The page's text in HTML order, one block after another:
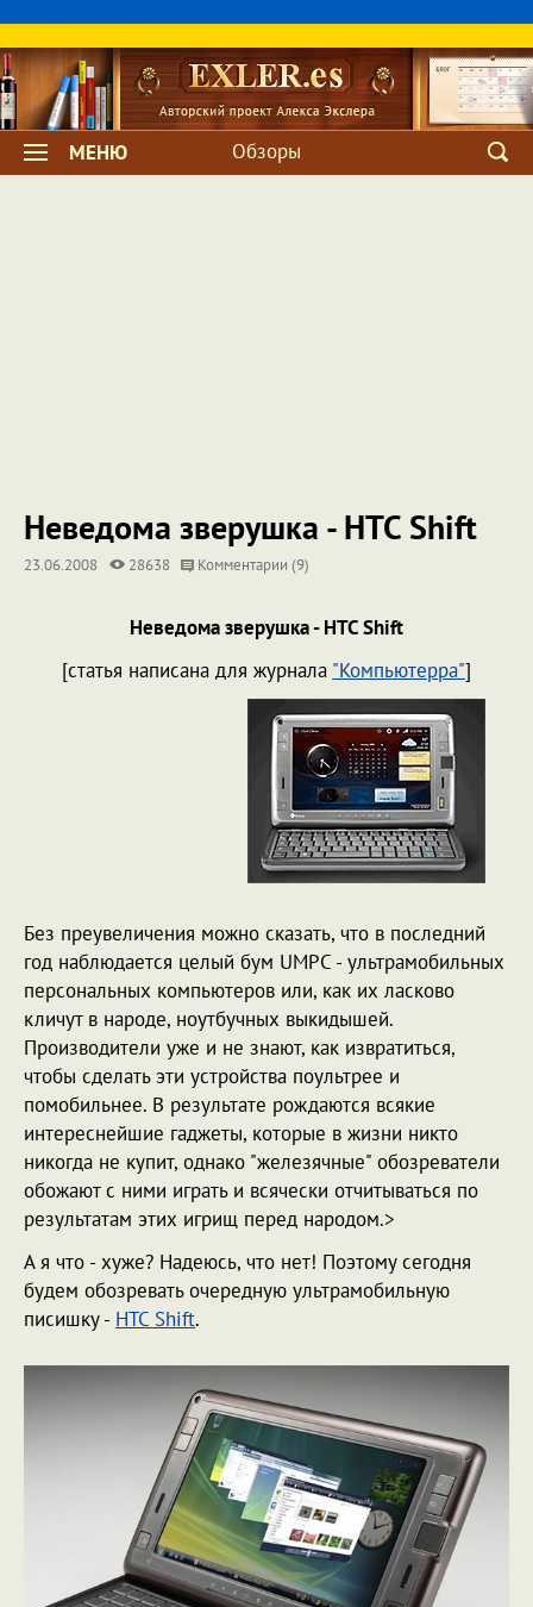
МЕНЮ Обзоры
Неведома зверушка - HTC Shift
23.06.2008 28638 Комментарии (9)
Неведома зверушка - HTC Shift
[статья написана для журнала "Компьютерра"]
Без преувеличения можно сказать, что в последний
год наблюдается целый бум UMPC - ультрамобильных
персональных компьютеров или, как их ласково
кличут в народе, ноутбучных выкидышей.
Производители уже и не знают, как извратиться,
чтобы сделать эти устройства поультрее и
помобильнее. В результате рождаются всякие
интереснейшие гаджеты, которые в жизни никто
никогда не купит, однако "железячные" обозреватели
обожают с ними играть и всячески отчитываться по
результатам этих игрищ перед народом.>
А я что - хуже? Надеюсь, что нет! Поэтому сегодня
будем обозревать очередную ультрамобильную
писишку - HTC Shift.